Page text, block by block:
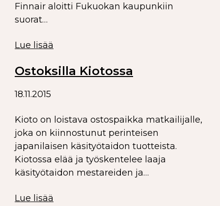
Finnair aloitti Fukuokan kaupunkiin
suorat…
Lue lisää
Ostoksilla Kiotossa
18.11.2015
Kioto on loistava ostospaikka matkailijalle,
joka on kiinnostunut perinteisen
japanilaisen käsityötaidon tuotteista.
Kiotossa elää ja työskentelee laaja
käsityötaidon mestareiden ja…
Lue lisää